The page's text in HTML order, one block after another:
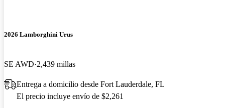
2026 Lamborghini Urus
SE AWD 2,439 millas
Entrega a domicilio desde Fort Lauderdale, FL
El precio incluye envío de $2,261